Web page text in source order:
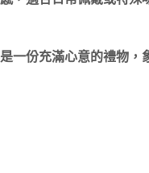
一份充滿心意的禮物，